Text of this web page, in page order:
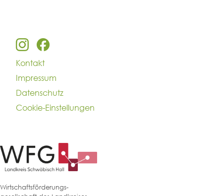
Kontakt
Impressum
Datenschutz
Cookie-Einstellungen
Wirtschaftsförderungs-